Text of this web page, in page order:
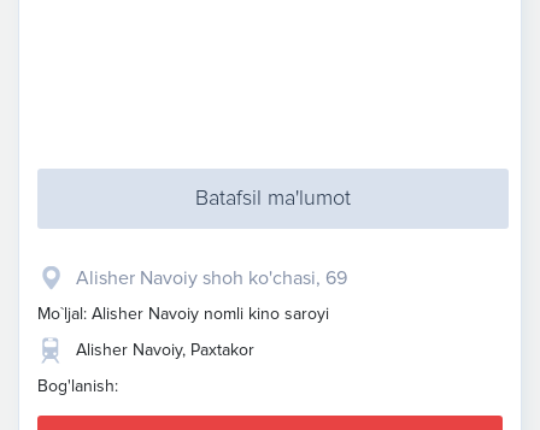
Batafsil ma'lumot
Alisher Navoiy shoh ko'chasi, 69
Mo`ljal: Alisher Navoiy nomli kino saroyi
Alisher Navoiy, Paxtakor
Bog'lanish: